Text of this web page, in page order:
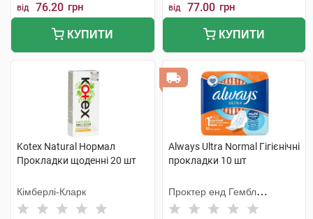
від 76.20 грн
КУПИТИ
від 77.00 грн
КУПИТИ
Kotex Natural Нормал
Прокладки щоденні 20 шт
Кімберлі-Кларк
Always Ultra Normal Гігієнічні
прокладки 10 шт
Проктер енд Гембл
Мануфекчурінг